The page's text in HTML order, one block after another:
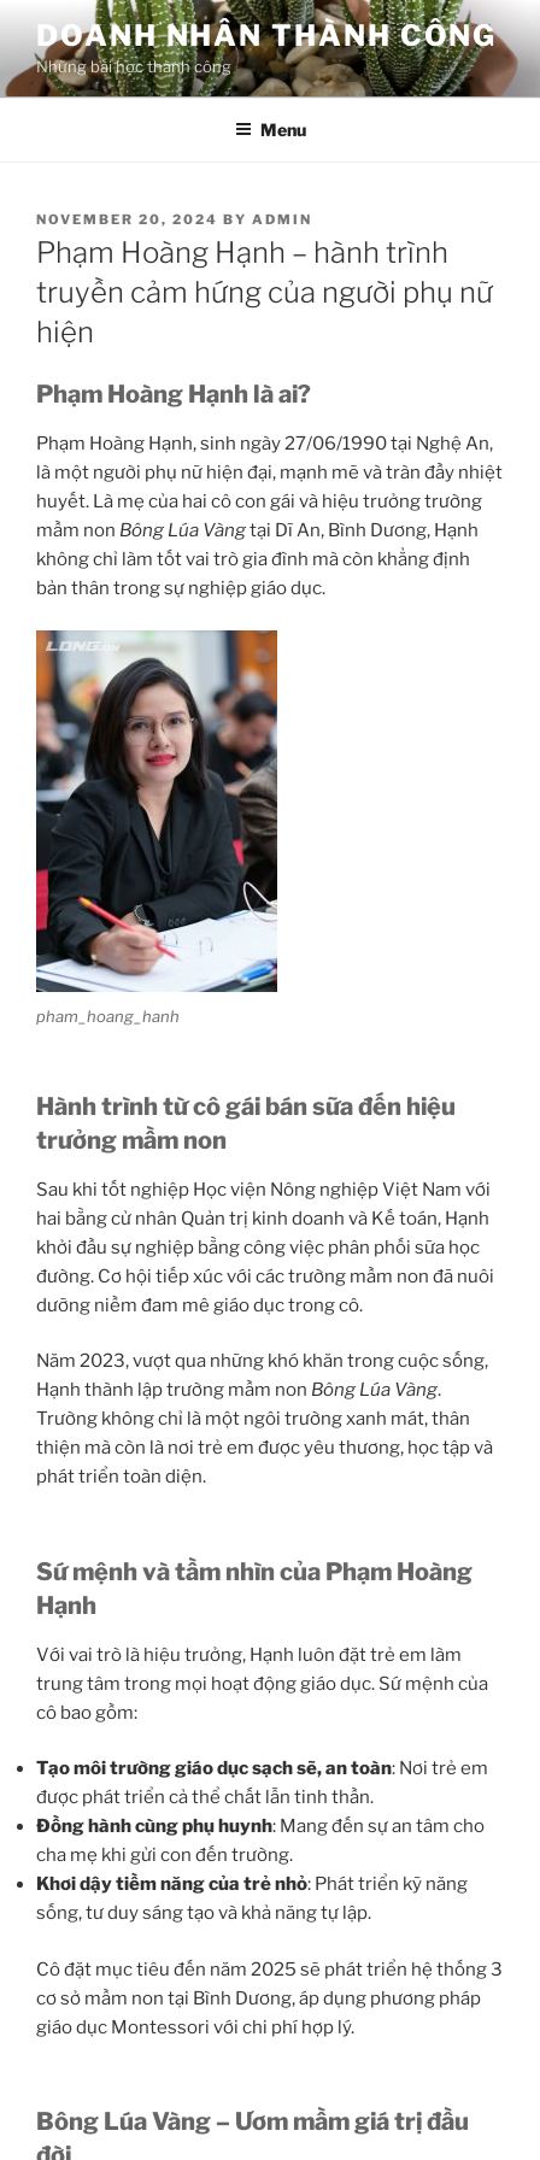
content
DOANH NHÂN THÀNH CÔNG
Những bài học thành công
Menu
POSTED
ON
NOVEMBER 20, 2024 BY ADMIN
Phạm Hoàng Hạnh – hành trình
truyền cảm hứng của người phụ nữ
hiện
Phạm Hoàng Hạnh là ai?
Phạm Hoàng Hạnh, sinh ngày 27/06/1990 tại Nghệ An,
là một người phụ nữ hiện đại, mạnh mẽ và tràn đầy nhiệt
huyết. Là mẹ của hai cô con gái và hiệu trưởng trường
mầm non Bông Lúa Vàngtại Dĩ An, Bình Dương, Hạnh
không chỉ làm tốt vai trò gia đình mà còn khẳng định
bản thân trong sự nghiệp giáo dục.
pham_hoang_hanh
Hành trình từ cô gái bán sữa đến hiệu
trưởng mầm non
Sau khi tốt nghiệp Học viện Nông nghiệp Việt Nam với
hai bằng cử nhân Quản trị kinh doanh và Kế toán, Hạnh
khởi đầu sự nghiệp bằng công việc phân phối sữa học
đường. Cơ hội tiếp xúc với các trường mầm non đã nuôi
dưỡng niềm đam mê giáo dục trong cô.
Năm 2023, vượt qua những khó khăn trong cuộc sống,
Hạnh thành lập trường mầm non Bông Lúa Vàng.
Trường không chỉ là một ngôi trường xanh mát, thân
thiện mà còn là nơi trẻ em được yêu thương, học tập và
phát triển toàn diện.
Sứ mệnh và tầm nhìn của Phạm Hoàng
Hạnh
Với vai trò là hiệu trưởng, Hạnh luôn đặt trẻ em làm
trung tâm trong mọi hoạt động giáo dục. Sứ mệnh của
cô bao gồm:
Tạo môi trường giáo dục sạch sẽ, an toàn: Nơi trẻ em
được phát triển cả thể chất lẫn tinh thần.
Đồng hành cùng phụ huynh: Mang đến sự an tâm cho
cha mẹ khi gửi con đến trường.
Khơi dậy tiềm năng của trẻ nhỏ: Phát triển kỹ năng
sống, tư duy sáng tạo và khả năng tự lập.
Cô đặt mục tiêu đến năm 2025 sẽ phát triển hệ thống 3
cơ sở mầm non tại Bình Dương, áp dụng phương pháp
giáo dục Montessori với chi phí hợp lý.
Bông Lúa Vàng – Ươm mầm giá trị đầu